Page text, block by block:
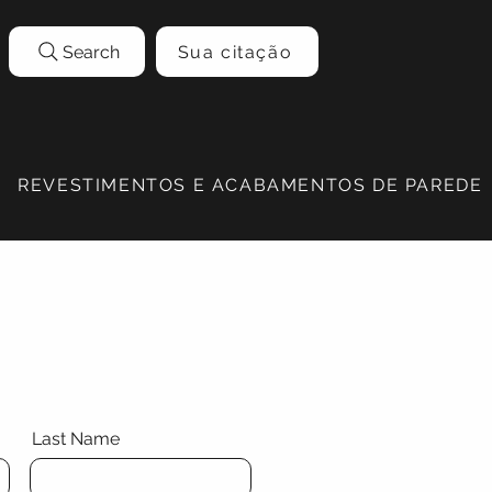
Search Sua citação
REVESTIMENTOS E ACABAMENTOS DE PAREDE
Last Name